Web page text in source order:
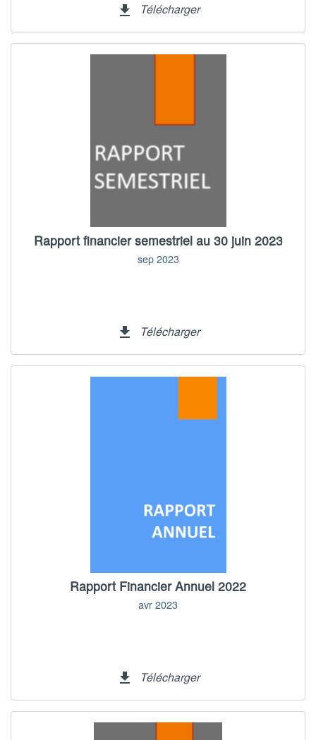
file_download Télécharger
Rapport financier semestriel au 30 juin 2023
sep 2023
file_download Télécharger
Rapport Financier Annuel 2022
avr 2023
file_download Télécharger